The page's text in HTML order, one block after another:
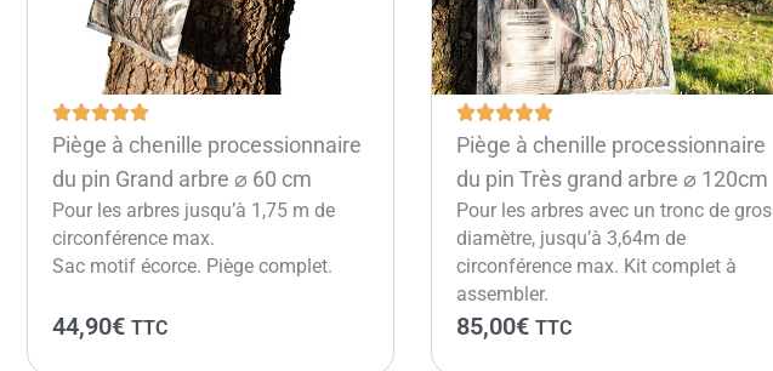
Piège à chenille processionnaire
du pin Grand arbre ⌀ 60 cm
Pour les arbres jusqu’à 1,75 m de
circonférence max.
Sac motif écorce. Piège complet.
44,90€ TTC
Piège à chenille processionnaire
du pin Très grand arbre ⌀ 120cm
Pour les arbres avec un tronc de gros
diamètre, jusqu’à 3,64m de
circonférence max. Kit complet à
assembler.
85,00€ TTC